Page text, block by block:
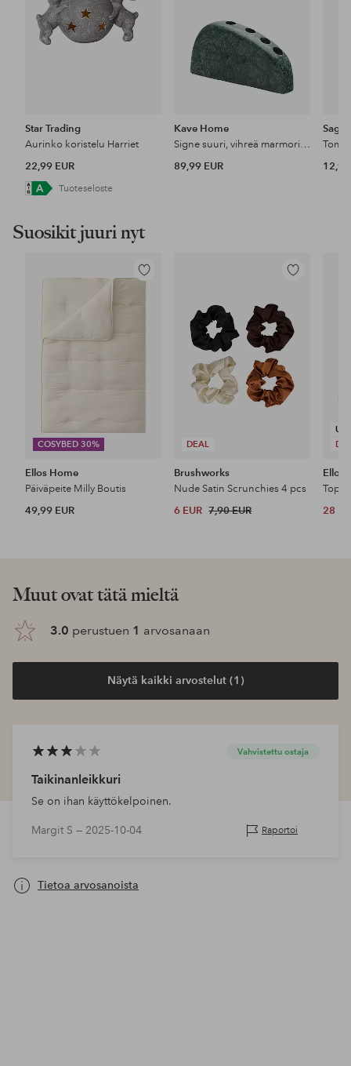
Star Trading
Aurinko koristelu Harriet
22,99 EUR
Tuoteseloste
Kave Home
Signe suuri, vihreä marmorinen kynttilänjalka, 10 cm.
89,99 EUR
Tom
12,90
Suosikit juuri nyt
COSYBED 30%
Lisää
Ellos Home
Päiväpeite Milly Boutis
49,99 EUR
DEAL
Lisää
Brushworks
Nude Satin Scrunchies 4 pcs
6 EUR 7,90 EUR
Ellos
Top
28
Muut ovat tätä mieltä
3.0 perustuen 1 arvosanaan
Näytä kaikki arvostelut (1)
Vahvistettu ostaja
Taikinanleikkuri
Se on ihan käyttökelpoinen.
Margit S — 2025-10-04 Raportoi
Tietoa arvosanoista